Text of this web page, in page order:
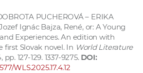
r
a
c
o
PUCHEROVÁ – ERIKA
Ignác Bajza, René, or: A Young
Experiences. An edition with
Slovak novel. In World Literature
pp. 127-129. 1337-9275. DOI:
WLS.2025.17.4.12